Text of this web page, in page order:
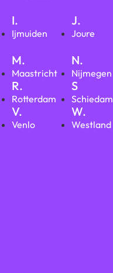
I.
Ijmuiden
J.
Joure
M.
Maastricht
N.
Nijmegen
R.
Rotterdam
S
Schiedam
V.
Venlo
W.
Westland